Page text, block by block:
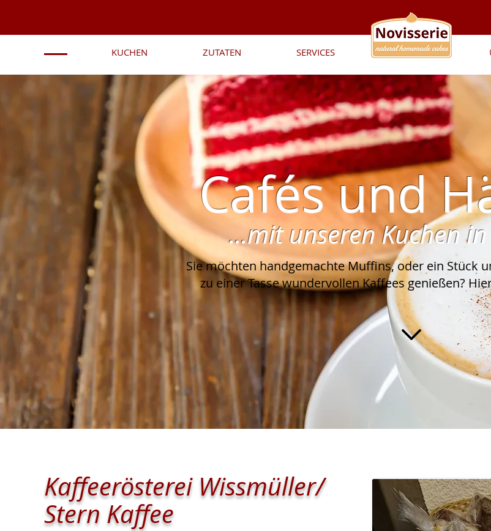
KUCHEN ZUTATEN SERVICES Novisserie
Cafés und
...mit unseren Kuchen
Sie möchten handgemachte Muffins, oder ein Stück
zu einerTasse wundervollen Kaffees genießen?
Kaffeerösterei Wissmüller/
Stern Kaffee